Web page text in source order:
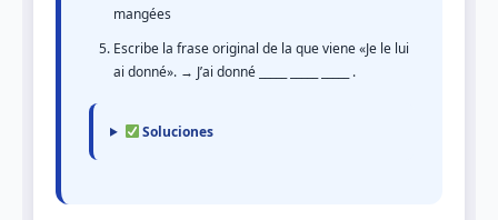
mangées
Escribe la frase original de la que viene «Je le lui
ai donné». → J’ai donné _____ _____ _____ .
Soluciones